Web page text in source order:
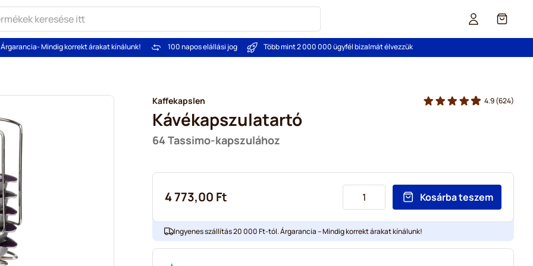
Cart
Árgarancia- Mindig korrekt árakat kínálunk! 100 napos elállási jog Több mint 2 000 000 ügyfél bizalmát élvezzük
Kaffekapslen
Kávékapszulatartó
64 Tassimo-kapszulához
4.9(624)
4 773,00 Ft Kosárba teszem
Ingyenes szállítás 20 000 Ft-tól. Árgarancia – Mindig korrekt árakat kínálunk!